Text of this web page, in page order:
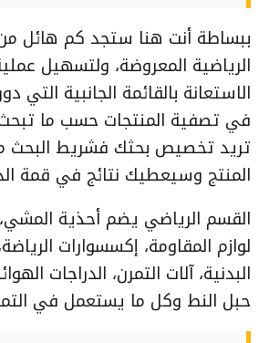
ببساطة أنت هنا ستجد كم هائل
الرياضية المعروضة، ولتسهيل
الاستعانة بالقائمة الجانبية التي
في تصفية المنتجات حسب ما تبحث
تريد تخصيص بحثك فشريط البحث
المنتج وسيعطيك نتائج في قمة
القسم الرياضي يضم أحذية
لوازم المقاومة، إكسسوارات
البدنية، آلات التمرن، الدراجات
حبل النط وكل ما يستعمل في